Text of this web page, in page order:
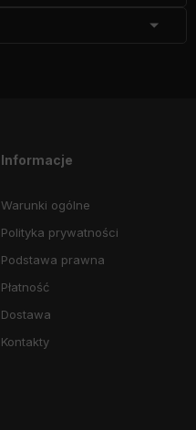
Informacje
Warunki ogólne
Polityka prywatności
Podstawa prawna
Płatność
Dostawa
Kontakty